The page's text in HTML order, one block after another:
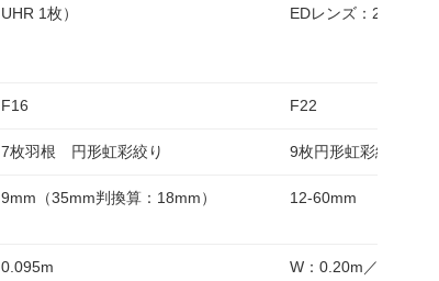
UHR 1枚）
F16
7枚羽根 円形虹彩絞り
9mm（35mm判換算：18mm）
0.095m
EDレンズ：2枚）
F22
9枚円形虹彩絞り
12-60mm
W：0.20m／T：